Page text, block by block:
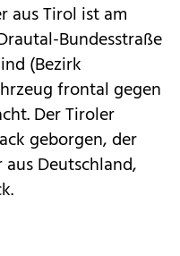
aus Tirol ist am
Bundesstraße
(Bezirk
frontal gegen
Der Tiroler
geborgen, der
Deutschland,